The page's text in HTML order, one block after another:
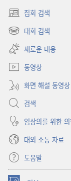
집회 검색
(새로운
창
대회 검색
(새로운
창
열기)
새로운 내용
동영상
화면 해설 동영상
검색
임상의를 위한
대외 소통 자료
도움말